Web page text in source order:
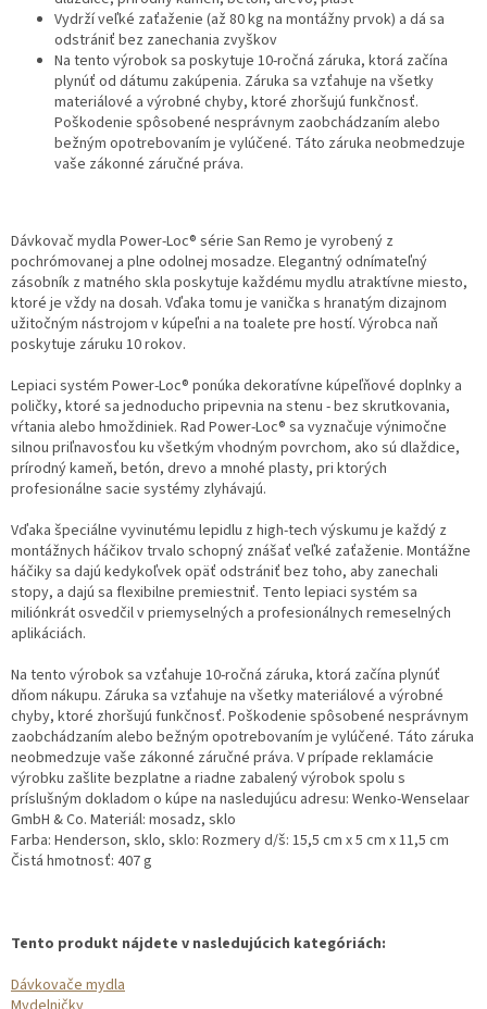
Vydrží veľké zaťaženie (až 80 kg na montážny prvok) a dá sa
odstrániť bez zanechania zvyškov
Na tento výrobok sa poskytuje 10-ročná záruka, ktorá začína
plynúť od dátumu zakúpenia. Záruka sa vzťahuje na všetky
materiálové a výrobné chyby, ktoré zhoršujú funkčnosť.
Poškodenie spôsobené nesprávnym zaobchádzaním alebo
bežným opotrebovaním je vylúčené. Táto záruka neobmedzuje
vaše zákonné záručné práva.
Dávkovač mydla Power-Loc® série San Remo je vyrobený z
pochrómovanej a plne odolnej mosadze. Elegantný odnímateľný
zásobník z matného skla poskytuje každému mydlu atraktívne miesto,
ktoré je vždy na dosah. Vďaka tomu je vanička s hranatým dizajnom
užitočným nástrojom v kúpeľni a na toalete pre hostí. Výrobca naň
poskytuje záruku 10 rokov.
Lepiaci systém Power-Loc® ponúka dekoratívne kúpeľňové doplnky a
poličky, ktoré sa jednoducho pripevnia na stenu - bez skrutkovania,
vŕtania alebo hmoždiniek. Rad Power-Loc® sa vyznačuje výnimočne
silnou priľnavosťou ku všetkým vhodným povrchom, ako sú dlaždice,
prírodný kameň, betón, drevo a mnohé plasty, pri ktorých
profesionálne sacie systémy zlyhávajú.
Vďaka špeciálne vyvinutému lepidlu z high-tech výskumu je každý z
montážnych háčikov trvalo schopný znášať veľké zaťaženie. Montážne
háčiky sa dajú kedykoľvek opäť odstrániť bez toho, aby zanechali
stopy, a dajú sa flexibilne premiestniť. Tento lepiaci systém sa
miliónkrát osvedčil v priemyselných a profesionálnych remeselných
aplikáciách.
Na tento výrobok sa vzťahuje 10-ročná záruka, ktorá začína plynúť
dňom nákupu. Záruka sa vzťahuje na všetky materiálové a výrobné
chyby, ktoré zhoršujú funkčnosť. Poškodenie spôsobené nesprávnym
zaobchádzaním alebo bežným opotrebovaním je vylúčené. Táto záruka
neobmedzuje vaše zákonné záručné práva. V prípade reklamácie
výrobku zašlite bezplatne a riadne zabalený výrobok spolu s
príslušným dokladom o kúpe na nasledujúcu adresu: Wenko-Wenselaar
GmbH & Co. Materiál: mosadz, sklo
Farba: Henderson, sklo, sklo: Rozmery d/š: 15,5 cm x 5 cm x 11,5 cm
Čistá hmotnosť: 407 g
Tento produkt nájdete v nasledujúcich kategóriách:
Dávkovače mydla